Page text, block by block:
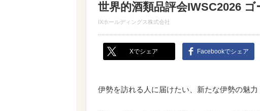
世界的酒類品評会IWSC2026
IXホールディングス株式会社
Xでシェア Facebookでシェア
伊勢を訪れる人に届けたい、新たな伊勢の魅力